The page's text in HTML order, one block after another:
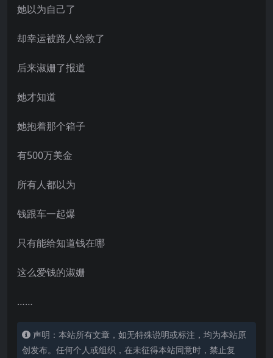
她以为自己了
却幸运被路人给救了
后来淑姗了报道
她才知道
她抱着那个箱子
有500万美金
所有人都以为
钱跟车一起爆
只有能给知道钱在哪
这么爱钱的淑姗
……
声明：本站所有文章，如无特殊说明或标注，均为本站原
创发布。任何个人或组织，在未征得本站同意时，禁止复